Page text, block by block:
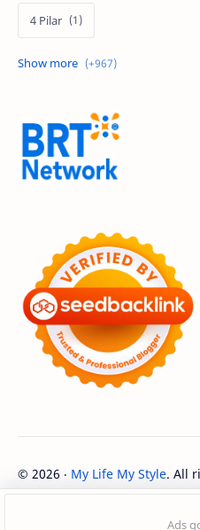
4 Pilar
60 Tahun
Acer Edu Tech 2024
Adira Finance
Adventorial Aedes
AHASS Pontianak
AHDC 2026 AHM
AHM-TSC 2026 AHMBS
© 2026 ‧ My Life My Style. All